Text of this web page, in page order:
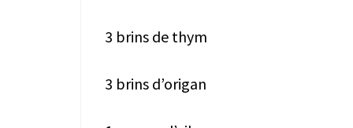
3 brins de thym
3 brins d’origan